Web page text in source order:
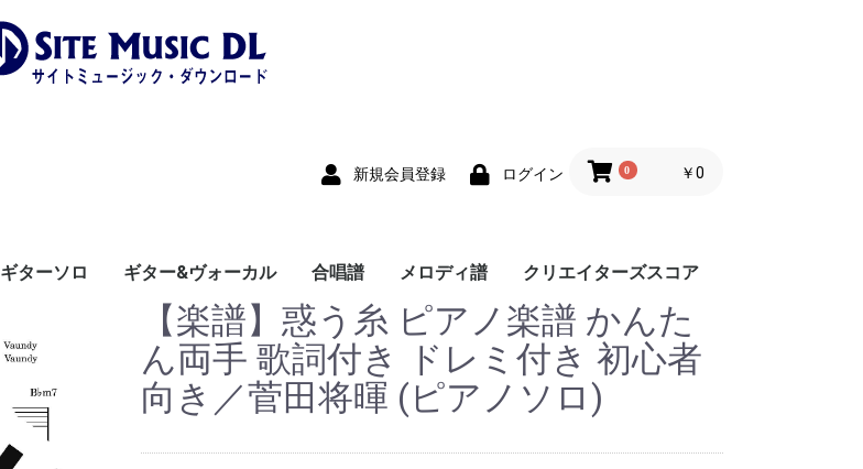
新規会員登録 ログイン 0 ￥0
ギターソロ ギター&ヴォーカル 合唱譜 メロディ譜 クリエイターズスコア
【楽譜】惑う糸 ピアノ楽譜 かんた
ん両手 歌詞付き ドレミ付き 初心者
向き／菅田将暉 (ピアノソロ)